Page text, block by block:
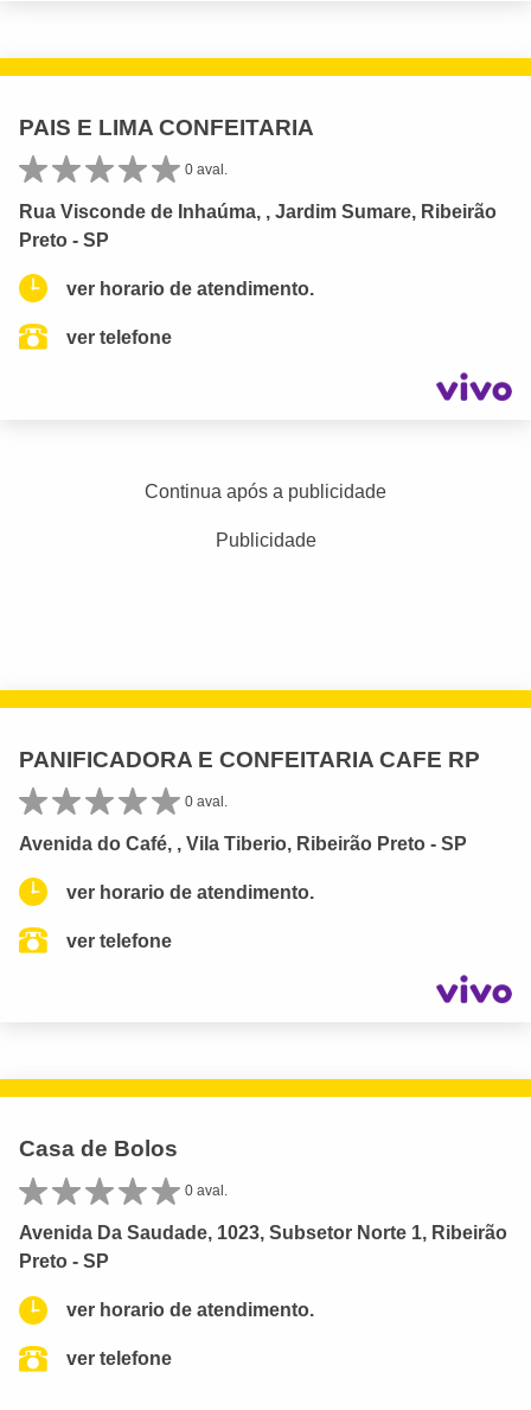
PAIS E LIMA CONFEITARIA
0 aval.
Rua Visconde de Inhaúma, , Jardim Sumare, Ribeirão
Preto - SP
ver horario de atendimento.
ver telefone
Continua após a publicidade
Publicidade
PANIFICADORA E CONFEITARIA CAFE RP
0 aval.
Avenida do Café, , Vila Tiberio, Ribeirão Preto - SP
ver horario de atendimento.
ver telefone
Casa de Bolos
0 aval.
Avenida Da Saudade, 1023, Subsetor Norte 1, Ribeirão
Preto - SP
ver horario de atendimento.
ver telefone